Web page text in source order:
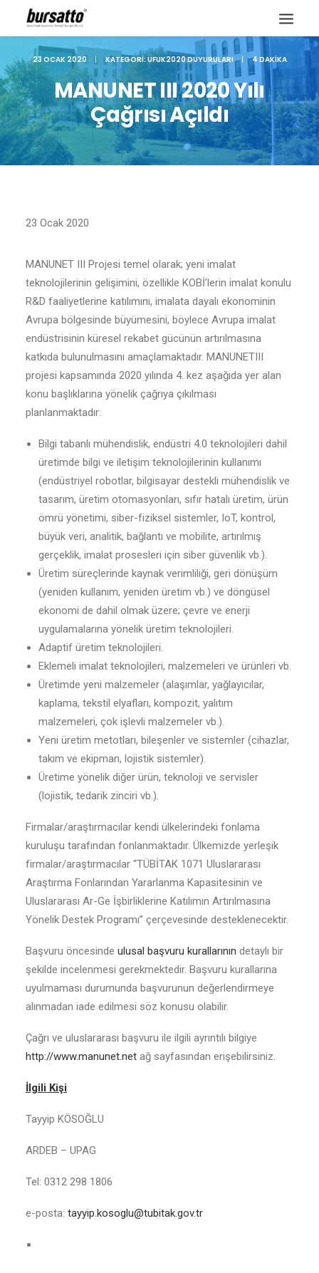
Site içi arama
23 OCAK 2020 | KATEGORI: UFUK2020 DUYURULARI | 4 DAKIKA
MANUNET III 2020 Yılı
Çağrısı Açıldı
23 Ocak 2020
MANUNET III Projesi temel olarak; yeni imalat
teknolojilerinin gelişimini, özellikle KOBİ’lerin imalat konulu
R&D faaliyetlerine katılımını, imalata dayalı ekonominin
Avrupa bölgesinde büyümesini, böylece Avrupa imalat
endüstrisinin küresel rekabet gücünün artırılmasına
katkıda bulunulmasını amaçlamaktadır. MANUNETIII
projesi kapsamında 2020 yılında 4. kez aşağıda yer alan
konu başlıklarına yönelik çağrıya çıkılması
planlanmaktadır:
Bilgi tabanlı mühendislik, endüstri 4.0 teknolojileri dahil
üretimde bilgi ve iletişim teknolojilerinin kullanımı
(endüstriyel robotlar, bilgisayar destekli mühendislik ve
tasarım, üretim otomasyonları, sıfır hatalı üretim, ürün
ömrü yönetimi, siber-fiziksel sistemler, IoT, kontrol,
büyük veri, analitik, bağlantı ve mobilite, artırılmış
gerçeklik, imalat prosesleri için siber güvenlik vb.).
Üretim süreçlerinde kaynak verimliliği, geri dönüşüm
(yeniden kullanım, yeniden üretim vb.) ve döngüsel
ekonomi de dahil olmak üzere; çevre ve enerji
uygulamalarına yönelik üretim teknolojileri.
Adaptif üretim teknolojileri.
Eklemeli imalat teknolojileri, malzemeleri ve ürünleri vb.
Üretimde yeni malzemeler (alaşımlar, yağlayıcılar,
kaplama, tekstil elyafları, kompozit, yalıtım
malzemeleri, çok işlevli malzemeler vb.).
Yeni üretim metotları, bileşenler ve sistemler (cihazlar,
takım ve ekipman, lojistik sistemler).
Üretime yönelik diğer ürün, teknoloji ve servisler
(lojistik, tedarik zinciri vb.).
Firmalar/araştırmacılar kendi ülkelerindeki fonlama
kuruluşu tarafından fonlanmaktadır. Ülkemizde yerleşik
firmalar/araştırmacılar “TÜBİTAK 1071 Uluslararası
Araştırma Fonlarından Yararlanma Kapasitesinin ve
Uluslararası Ar-Ge İşbirliklerine Katılımın Artırılmasına
Yönelik Destek Programı” çerçevesinde desteklenecektir.
Başvuru öncesinde ulusal başvuru kurallarının detaylı bir
şekilde incelenmesi gerekmektedir. Başvuru kurallarına
uyulmaması durumunda başvurunun değerlendirmeye
alınmadan iade edilmesi söz konusu olabilir.
Çağrı ve uluslararası başvuru ile ilgili ayrıntılı bilgiye
http://www.manunet.net ağ sayfasından erişebilirsiniz.
İlgili Kişi
Tayyip KÖSOĞLU
ARDEB – UPAG
Tel: 0312 298 1806
e-posta: tayyip.kosoglu@tubitak.gov.tr